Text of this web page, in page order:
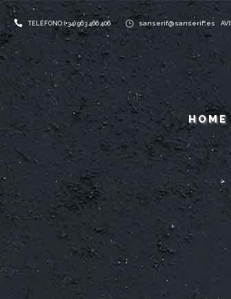
TELÉFONO: (+34) 963 466 406 sanserif@sanserif.es
HOME